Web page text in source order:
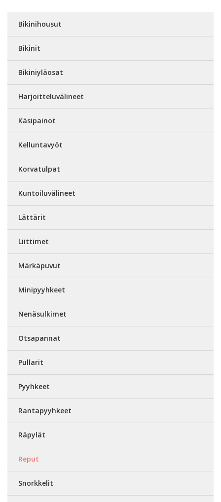
Bikinihousut
Bikinit
Bikiniyläosat
Harjoitteluvälineet
Käsipainot
Kelluntavyöt
Korvatulpat
Kuntoiluvälineet
Lättärit
Liittimet
Märkäpuvut
Minipyyhkeet
Nenäsulkimet
Otsapannat
Pullarit
Pyyhkeet
Rantapyyhkeet
Räpylät
Reput
Snorkkelit